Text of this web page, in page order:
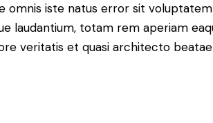
omnis iste natus error sit voluptatem
laudantium, totam rem aperiam
veritatis et quasi architecto